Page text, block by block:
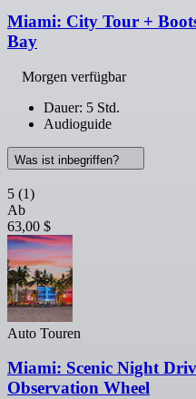
Miami: City Tour +
Bay
Morgen verfügbar
Dauer: 5 Std.
Audioguide
Was ist inbegriffen?
5 (1)
Ab
63,00 $
Auto Touren
Miami: Scenic Night
Observation Wheel